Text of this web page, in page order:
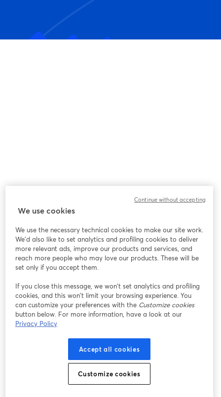
We use cookies
We use the necessary technical cookies to make our site work.
We'd also like to set analytics and profiling cookies to deliver
more relevant ads, improve our products and services, and
reach more people who may love our products. These will be
set only if you accept them.
If you close this message, we won’t set analytics and profiling
cookies, and this won’t limit your browsing experience. You
can customize your preferences with the Customize cookies
button below. For more information, have a look at our
Privacy Policy
Accept all cookies
Customize cookies
Continue without accepting